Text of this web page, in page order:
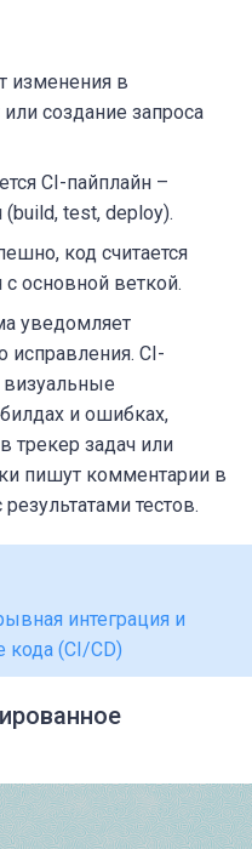
изменения в
создание запроса
CI-пайплайн –
(build, test, deploy).
код считается
основной веткой.
уведомляет
исправления. CI-
и ошибках,
трекер задач или
пишут комментарии в
тестов.
интеграция и
(CI/CD)